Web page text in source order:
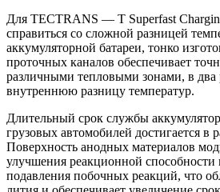
Для TECTRANS — T Superfast
справиться со сложной разницей
аккумуляторной батареи, тонко
проточных каналов обеспечивает
различными тепловыми зонами, в два
внутреннюю разницу температур.
Длительный срок службы
грузовых автомобилей достигается в
Поверхность анодных материалов
улучшения реакционной способности
подавления побочных реакций, что